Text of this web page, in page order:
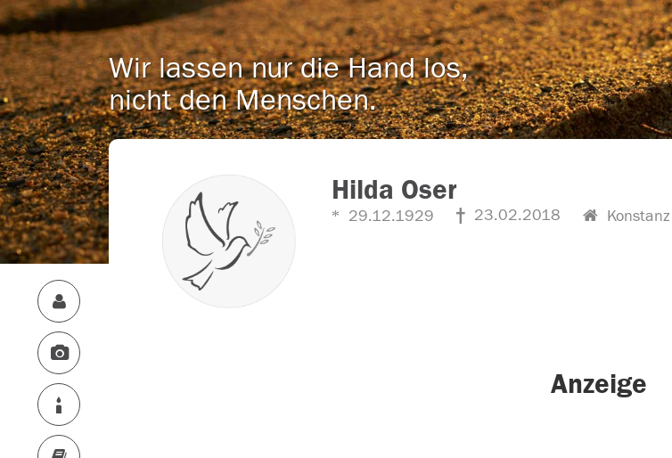
Wir lassen nur die Hand los,
nicht den Menschen.
Hilda Oser
29.12.1929 23.02.2018 Konstanz
Anzeige